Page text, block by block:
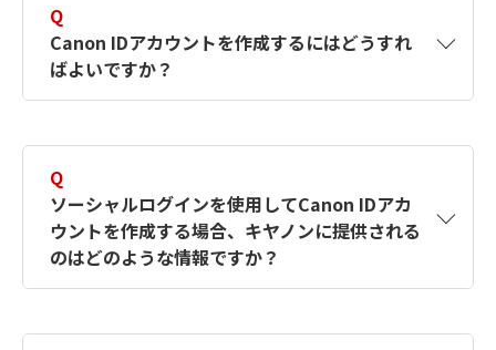
Q
Canon IDアカウントを作成するにはどうすれ
ばよいですか？
す。詳しい作成方法は【カメラ】Canon IDとは
何ですか？Canon IDの作成方法は？をご確認く
ださい。
Q
ソーシャルログインを使用してCanon IDアカ
ウントを作成する場合、キヤノンに提供される
のはどのような情報ですか？